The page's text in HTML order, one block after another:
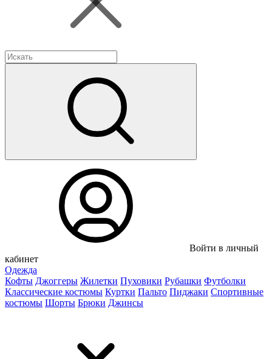
Войти в личный
кабинет
Одежда
Кофты Джоггеры Жилетки Пуховики Рубашки Футболки
Классические костюмы Куртки Пальто Пиджаки Спортивные
костюмы Шорты Брюки Джинсы